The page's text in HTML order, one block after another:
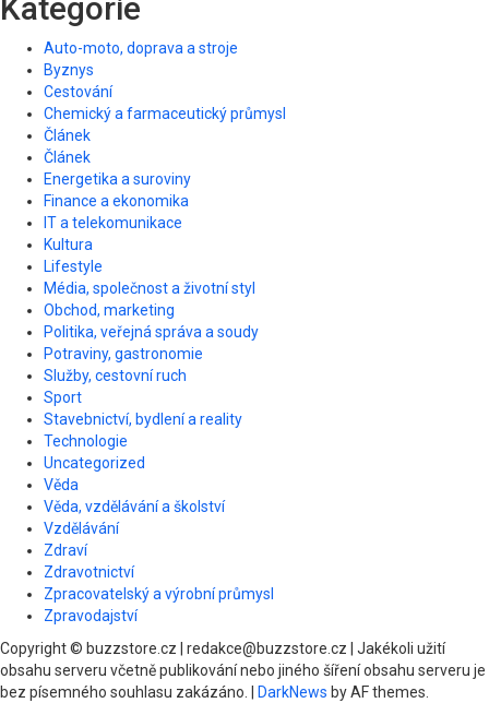
Kategorie
Auto-moto, doprava a stroje
Byznys
Cestování
Chemický a farmaceutický průmysl
Článek
Článek
Energetika a suroviny
Finance a ekonomika
IT a telekomunikace
Kultura
Lifestyle
Média, společnost a životní styl
Obchod, marketing
Politika, veřejná správa a soudy
Potraviny, gastronomie
Služby, cestovní ruch
Sport
Stavebnictví, bydlení a reality
Technologie
Uncategorized
Věda
Věda, vzdělávání a školství
Vzdělávání
Zdraví
Zdravotnictví
Zpracovatelský a výrobní průmysl
Zpravodajství
Copyright © buzzstore.cz | redakce@buzzstore.cz | Jakékoli užití
obsahu serveru včetně publikování nebo jiného šíření obsahu serveru je
bez písemného souhlasu zakázáno.
DarkNews by AF themes.